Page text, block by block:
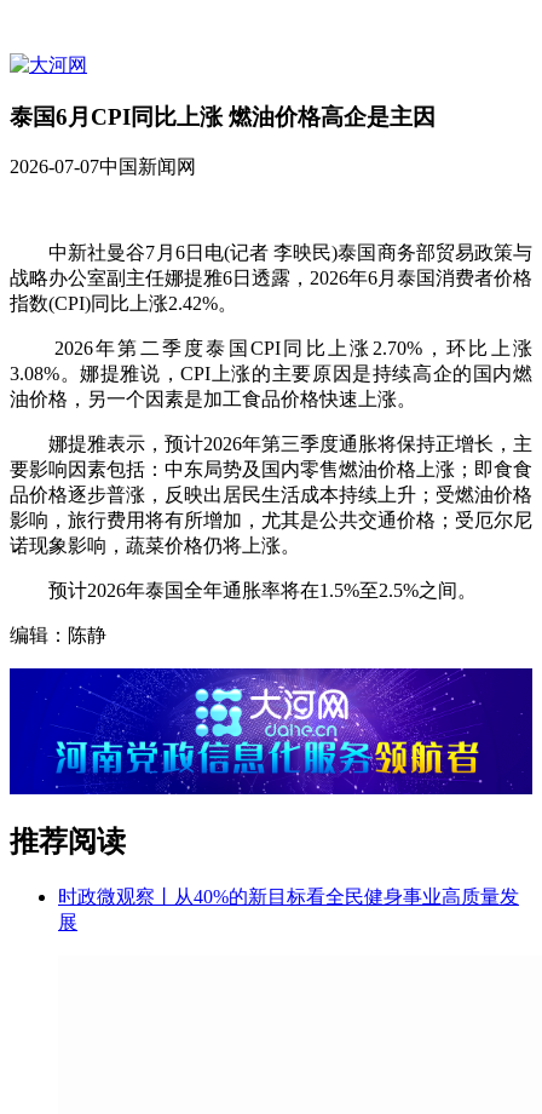
泰国6月CPI同比上涨 燃油价格高企是主因
2026-07-07中国新闻网
中新社曼谷7月6日电(记者 李映民)泰国商务部贸易政策与
战略办公室副主任娜提雅6日透露，2026年6月泰国消费者价格
指数(CPI)同比上涨2.42%。
2026年第二季度泰国CPI同比上涨2.70%，环比上涨
3.08%。娜提雅说，CPI上涨的主要原因是持续高企的国内燃
油价格，另一个因素是加工食品价格快速上涨。
娜提雅表示，预计2026年第三季度通胀将保持正增长，主
要影响因素包括：中东局势及国内零售燃油价格上涨；即食食
品价格逐步普涨，反映出居民生活成本持续上升；受燃油价格
影响，旅行费用将有所增加，尤其是公共交通价格；受厄尔尼
诺现象影响，蔬菜价格仍将上涨。
预计2026年泰国全年通胀率将在1.5%至2.5%之间。
编辑：陈静
推荐阅读
时政微观察丨从40%的新目标看全民健身事业高质量发
展